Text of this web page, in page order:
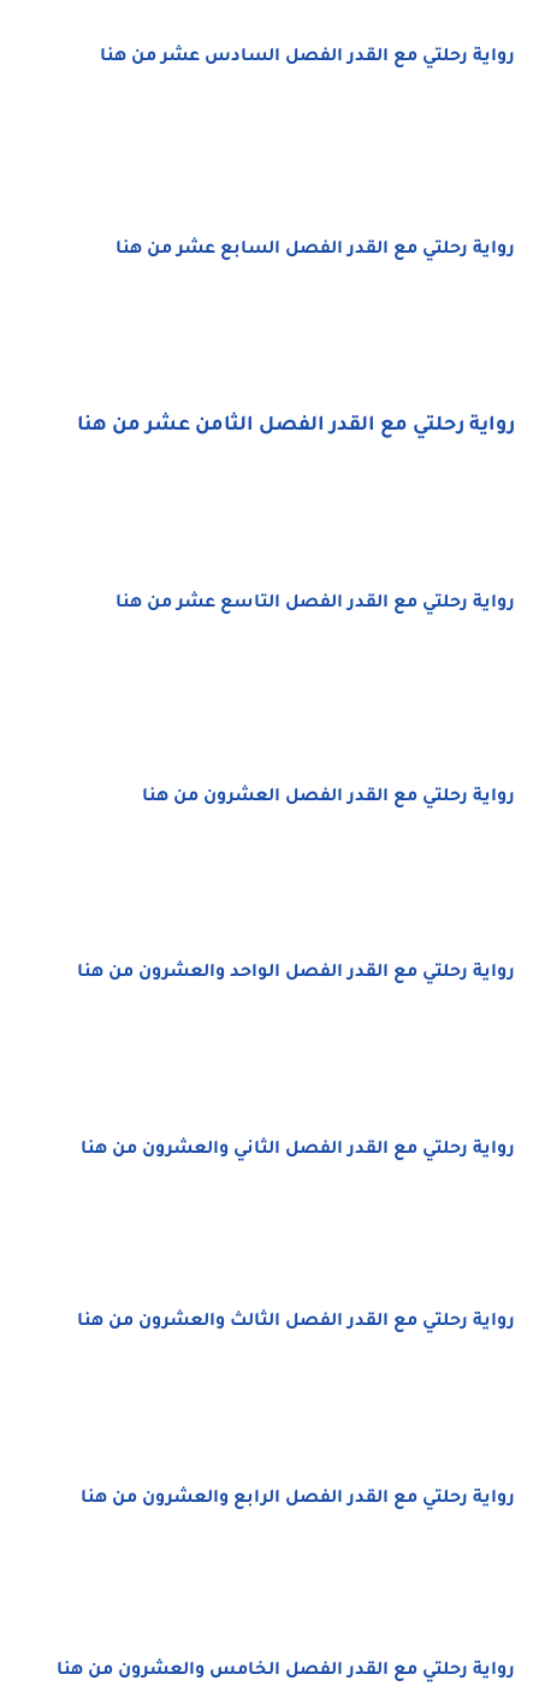
رواية رحلتي مع القدر الفصل السادس عشر من هنا
رواية رحلتي مع القدر الفصل السابع عشر من هنا
رواية رحلتي مع القدر الفصل الثامن عشر من هنا
رواية رحلتي مع القدر الفصل التاسع عشر من هنا
رواية رحلتي مع القدر الفصل العشرون من هنا
رواية رحلتي مع القدر الفصل الواحد والعشرون من هنا
رواية رحلتي مع القدر الفصل الثاني والعشرون من هنا
رواية رحلتي مع القدر الفصل الثالث والعشرون من هنا
رواية رحلتي مع القدر الفصل الرابع والعشرون من هنا
رواية رحلتي مع القدر الفصل الخامس والعشرون من هنا